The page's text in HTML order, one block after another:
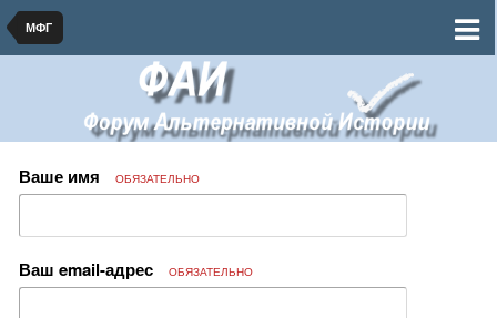
МФГ
Ваше имя ОБЯЗАТЕЛЬНО
Ваш email-адрес ОБЯЗАТЕЛЬНО